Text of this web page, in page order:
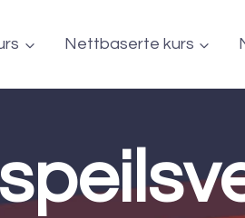
Nettbaserte kurs